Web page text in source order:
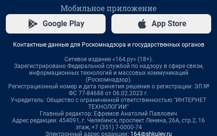
Мобильное приложение
Google Play App Store
Контактные данные для Роскомнадзора и государственных органов
Сетевое издание «164.ру» (18+).
Зарегистрировано Федеральной службой по надзору в сфере связи,
информационных технологий и массовых коммуникаций
(Роскомнадзор).
Регистрационный номер и дата принятия решения о регистрации: ЭЛ №
ФС 77-84688 от 06.02.2023 г.
Учредитель: Общество с ограниченной ответственностью "ИНТЕРНЕТ
ТЕХНОЛОГИИ"
Главный редактор: Ефремов Анатолий Павлович
Адрес редакции: 454091, г. Челябинск, проспект Ленина, 26А, стр.2, 16
этаж, +7 (351) 7-0000-74
Электронный адрес редакции: 164@shkulev.ru